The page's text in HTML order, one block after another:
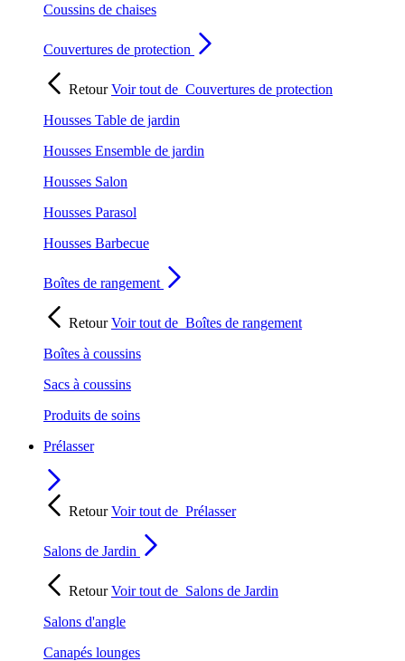
Coussins de chaises
Couvertures de protection
RetourVoir tout de Couvertures de protection
Housses Table de jardin
Housses Ensemble de jardin
Housses Salon
Housses Parasol
Housses Barbecue
Boîtes de rangement
RetourVoir tout de Boîtes de rangement
Boîtes à coussins
Sacs à coussins
Produits de soins
Prélasser
RetourVoir tout de Prélasser
Salons de Jardin
RetourVoir tout de Salons de Jardin
Salons d'angle
Canapés lounges